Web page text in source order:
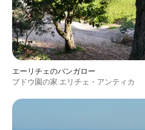
エーリチェのバンガロー
ブドウ園の家 エリチェ・アンティカ